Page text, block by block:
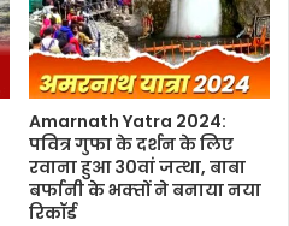
Amarnath Yatra 2024:
पवित्र गुफा के दर्शन के लिए
रवाना हुआ 30वां जत्‍था, बाबा
बर्फानी के भक्‍तों ने बनाया नया
रिकॉर्ड